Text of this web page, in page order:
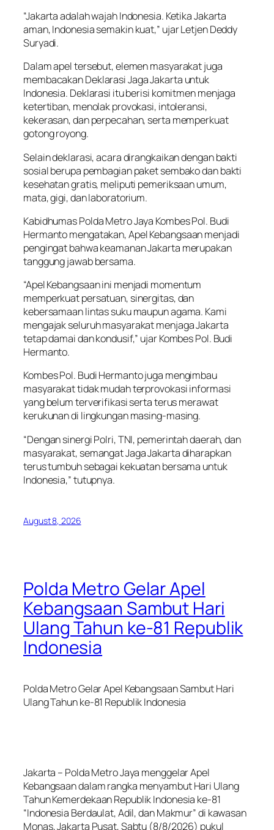
“Jakarta adalah wajah Indonesia. Ketika Jakarta
aman, Indonesia semakin kuat,” ujar Letjen Deddy
Suryadi.
Dalam apel tersebut, elemen masyarakat juga
membacakan Deklarasi Jaga Jakarta untuk
Indonesia. Deklarasi itu berisi komitmen menjaga
ketertiban, menolak provokasi, intoleransi,
kekerasan, dan perpecahan, serta memperkuat
gotong royong.
Selain deklarasi, acara dirangkaikan dengan bakti
sosial berupa pembagian paket sembako dan bakti
kesehatan gratis, meliputi pemeriksaan umum,
mata, gigi, dan laboratorium.
Kabidhumas Polda Metro Jaya Kombes Pol. Budi
Hermanto mengatakan, Apel Kebangsaan menjadi
pengingat bahwa keamanan Jakarta merupakan
tanggung jawab bersama.
“Apel Kebangsaan ini menjadi momentum
memperkuat persatuan, sinergitas, dan
kebersamaan lintas suku maupun agama. Kami
mengajak seluruh masyarakat menjaga Jakarta
tetap damai dan kondusif,” ujar Kombes Pol. Budi
Hermanto.
Kombes Pol. Budi Hermanto juga mengimbau
masyarakat tidak mudah terprovokasi informasi
yang belum terverifikasi serta terus merawat
kerukunan di lingkungan masing-masing.
“Dengan sinergi Polri, TNI, pemerintah daerah, dan
masyarakat, semangat Jaga Jakarta diharapkan
terus tumbuh sebagai kekuatan bersama untuk
Indonesia,” tutupnya.
August 8, 2026
Polda Metro Gelar Apel
Kebangsaan Sambut Hari
Ulang Tahun ke-81 Republik
Indonesia
Polda Metro Gelar Apel Kebangsaan Sambut Hari
Ulang Tahun ke-81 Republik Indonesia
Jakarta – Polda Metro Jaya menggelar Apel
Kebangsaan dalam rangka menyambut Hari Ulang
Tahun Kemerdekaan Republik Indonesia ke-81
“Indonesia Berdaulat, Adil, dan Makmur” di kawasan
Monas, Jakarta Pusat, Sabtu (8/8/2026) pukul